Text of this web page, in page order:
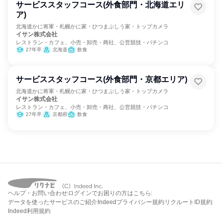
サービススタッフコース(外食部門・北海道エリ
ア)
北海道かに将軍・札幌かに家・ひつまぶしう家・トップカメラ
イサン株式会社
レストラン・カフェ、小売・卸売・商社、公営競技・パチンコ
27年卒 北海道 飲食
サービススタッフコース(外食部門・京都エリア)
北海道かに将軍・札幌かに家・ひつまぶしう家・トップカメラ
イサン株式会社
レストラン・カフェ、小売・卸売・商社、公営競技・パチンコ
27年卒 京都府 飲食
ヘルプ・お問い合わせ ログインでお困りの方はこちら
データを使ったサービスのご紹介 Indeedプライバシー規約 リクルートID規約
Indeed利用規約